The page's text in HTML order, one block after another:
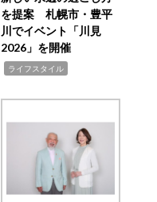
を提案 札幌市・豊平
川でイベント「川見
2026」を開催
ライフスタイル